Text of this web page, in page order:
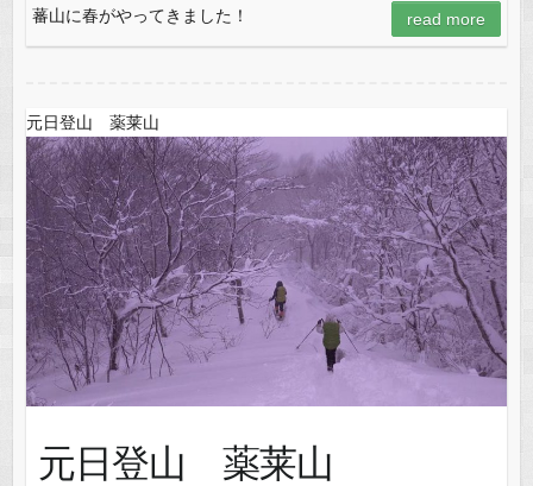
蕃山に春がやってきました！ read more
元日登山 薬莱山
元日登山 薬莱山